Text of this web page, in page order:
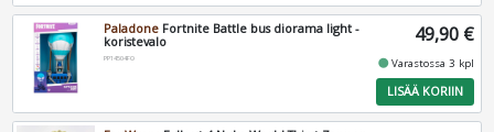
Paladone Fortnite Battle bus diorama light -
koristevalo
PP14504FO
49,90 €
fiber_manual_recordVarastossa 3 kpl
LISÄÄ KORIIN